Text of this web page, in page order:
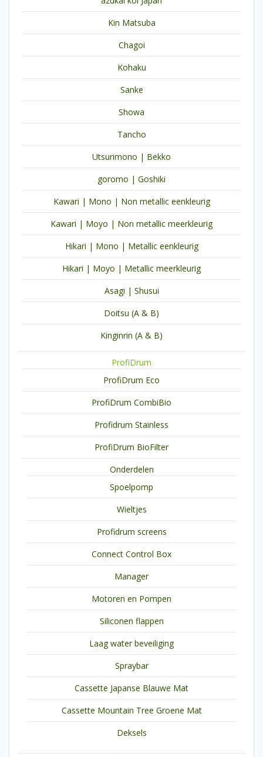
Kin Matsuba
Chagoi
Kohaku
Sanke
Showa
Tancho
Utsurimono | Bekko
goromo | Goshiki
Kawari | Mono | Non metallic eenkleurig
Kawari | Moyo | Non metallic meerkleurig
Hikari | Mono | Metallic eenkleurig
Hikari | Moyo | Metallic meerkleurig
Asagi | Shusui
Doitsu (A & B)
Kinginrin (A & B)
ProfiDrum
ProfiDrum Eco
ProfiDrum CombiBio
Profidrum Stainless
ProfiDrum BioFilter
Onderdelen
Spoelpomp
Wieltjes
Profidrum screens
Connect Control Box
Manager
Motoren en Pompen
Siliconen flappen
Laag water beveiliging
Spraybar
Cassette Japanse Blauwe Mat
Cassette Mountain Tree Groene Mat
Deksels